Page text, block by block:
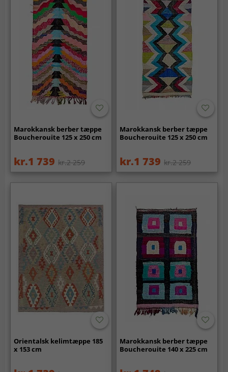
Marokkansk berber tæppe
Boucherouite 125 x 250 cm
kr.1 739 kr.2 259
Marokkansk berber tæppe
Boucherouite 125 x 250 cm
kr.1 739 kr.2 259
Orientalsk kelimtæppe 185
x 153 cm
Marokkansk berber tæppe
Boucherouite 140 x 225 cm